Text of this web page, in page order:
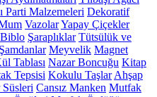
Parti Malzemeleri Dekoratif
VazolarYapay Çiçekler
Biblo Şaraplıklar Tütsülük ve
Meyvelik Magnet
Tablası Nazar Boncuğu Kitap
Tepsisi Kokulu Taşlar Ahşap
Cansız Manken Mutfak